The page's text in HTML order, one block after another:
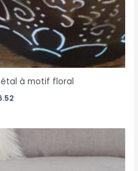
à motif floral